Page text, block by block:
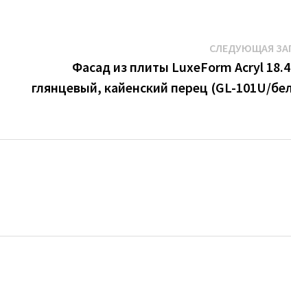
СЛЕДУЮЩАЯ
Фасад из плиты LuxeForm Acryl
глянцевый, кайенский перец (GL-101U/